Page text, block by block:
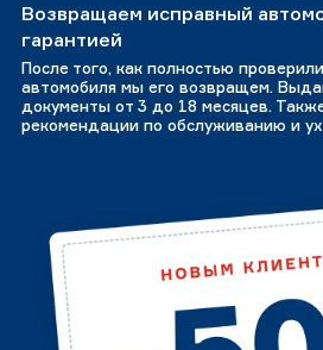
Возвращаем исправный
гарантией
После того, как полностью
автомобиля мы его возвращем.
документы от 3 до 18 месяцев.
рекомендации по обслуживанию и